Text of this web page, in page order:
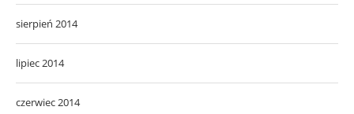
sierpień 2014
lipiec 2014
czerwiec 2014